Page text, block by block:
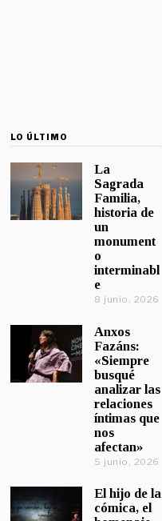
LO ÚLTIMO
La
Sagrada
Familia,
historia de
un
monument
o
interminabl
e
8 junio, 2026
Anxos
Fazáns:
«Siempre
busqué
analizar las
relaciones
íntimas que
nos
afectan»
5 junio, 2026
El hijo de la
cómica, el